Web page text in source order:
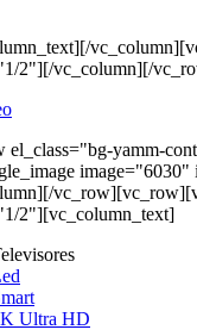
2"][/vc_column][/
el_class="bg-yamm-
2"][vc_column_text]
Ultra HD